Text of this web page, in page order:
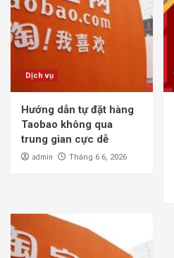
Dịch vụ
Hướng dẫn tự đặt hàng
Taobao không qua
trung gian cực dễ
admin Tháng 6 6, 2026